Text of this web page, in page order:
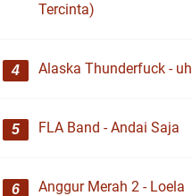
Tercinta)
Alaska Thunderfuck - uh
FLA Band - Andai Saja
Anggur Merah 2 - Loela